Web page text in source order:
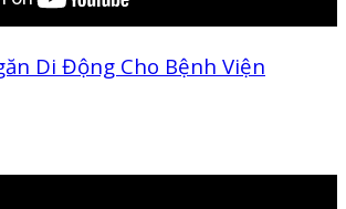
Di Động Cho Bệnh Viện